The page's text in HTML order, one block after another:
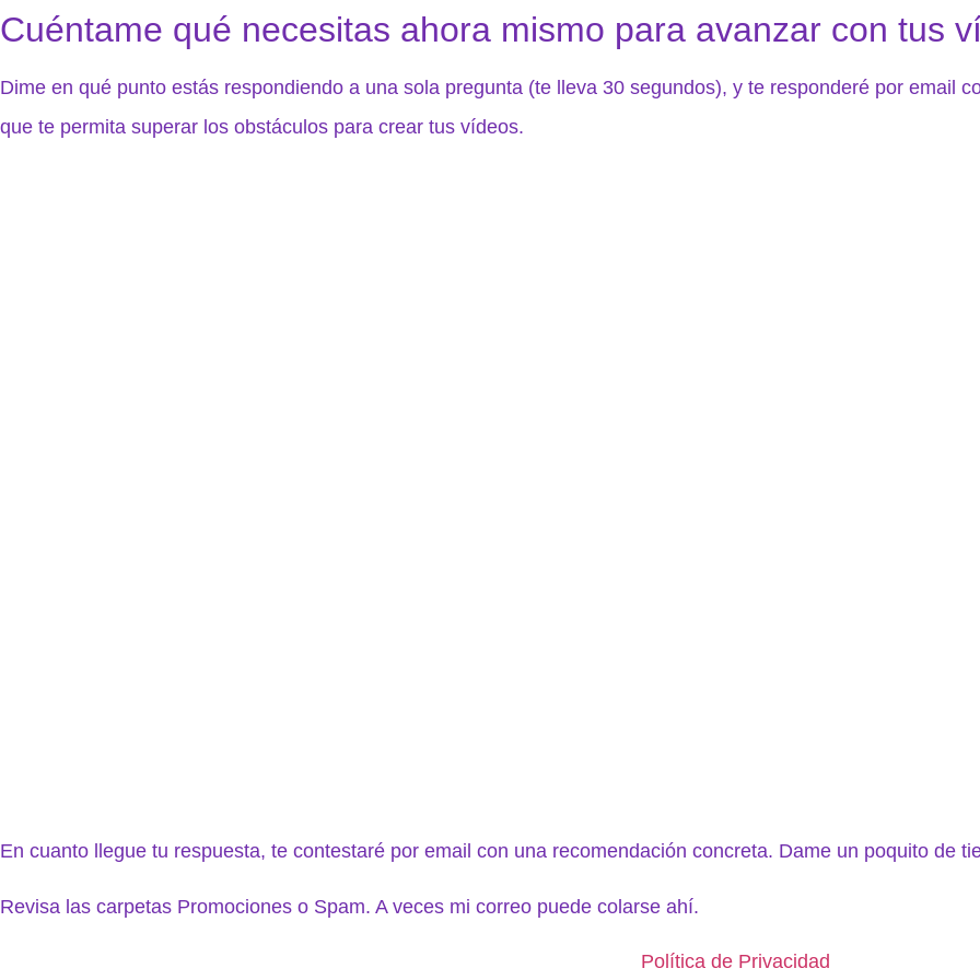
Cuéntame qué necesitas ahora mismo para avanzar con tus
Dime en qué punto estás respondiendo a una sola pregunta (te lleva 30 segundos), y te responderé por email
que te permita superar los obstáculos para crear tus vídeos.
En cuanto llegue tu respuesta, te contestaré por email con una recomendación concreta. Dame un poquito de
Revisa las carpetas Promociones o Spam. A veces mi correo puede colarse ahí.
Política de Privacidad